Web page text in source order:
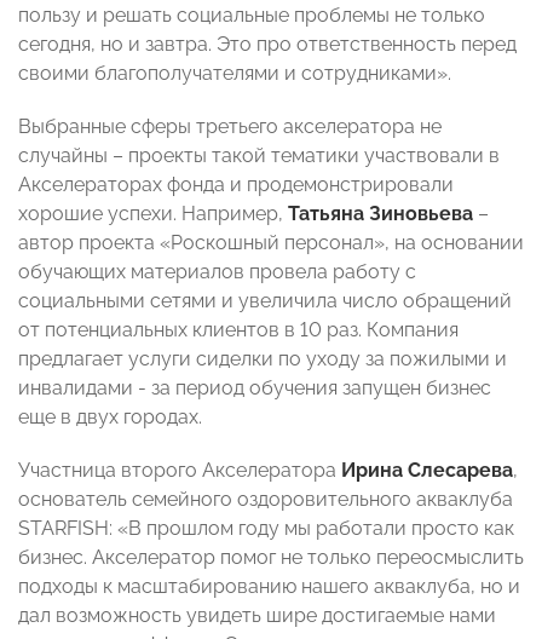
пользу и решать социальные проблемы не только
сегодня, но и завтра. Это про ответственность перед
своими благополучателями и сотрудниками».
Выбранные сферы третьего акселератора не
случайны – проекты такой тематики участвовали в
Акселераторах фонда и продемонстрировали
хорошие успехи. Например, Татьяна Зиновьева –
автор проекта «Роскошный персонал», на основании
обучающих материалов провела работу с
социальными сетями и увеличила число обращений
от потенциальных клиентов в 10 раз. Компания
предлагает услуги сиделки по уходу за пожилыми и
инвалидами - за период обучения запущен бизнес
еще в двух городах.
Участница второго Акселератора Ирина Слесарева,
основатель семейного оздоровительного акваклуба
STARFISH: «В прошлом году мы работали просто как
бизнес. Акселератор помог не только переосмыслить
подходы к масштабированию нашего акваклуба, но и
дал возможность увидеть шире достигаемые нами